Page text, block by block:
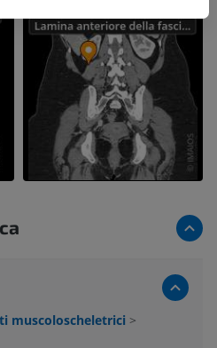
muscoloscheletrici >